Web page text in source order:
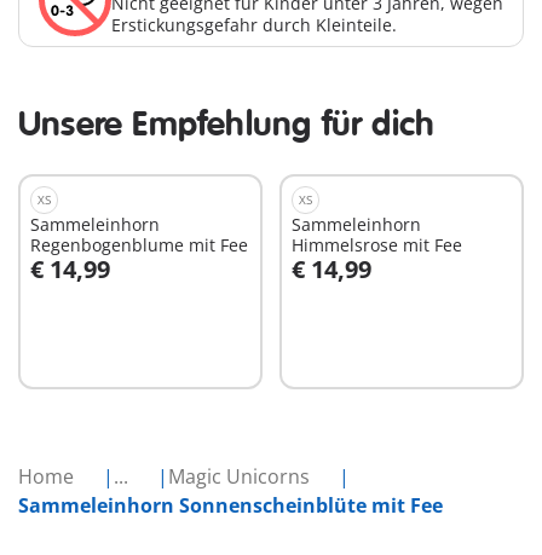
Home ...
Magic Unicorns
Sammeleinhorn Sonnenscheinblüte mit Fee
Erstickungsgefahr durch Kleinteile.
Unsere Empfehlung für dich
XS
Sammeleinhorn
Regenbogenblume mit Fee
€ 14,99
In den Warenkorb
XS
Sammeleinhorn
Himmelsrose mit Fee
€ 14,99
In den Warenkorb